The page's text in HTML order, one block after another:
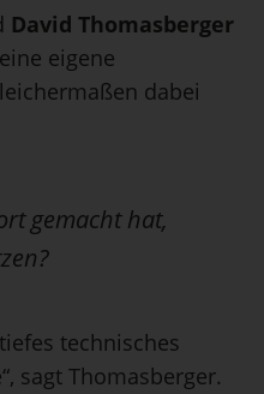
David Thomasberger
eigene
dabei
gemacht hat,
technisches
sagt Thomasberger.